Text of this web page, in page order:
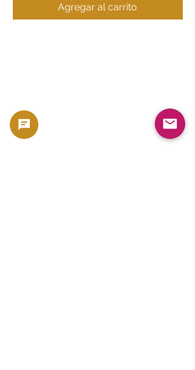
Agregar al carrito